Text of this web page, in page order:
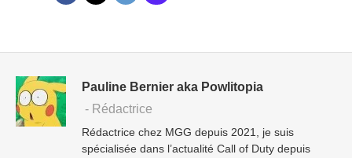
Pauline Bernier aka Powlitopia
- Rédactrice
Rédactrice chez MGG depuis 2021, je suis
spécialisée dans l’actualité Call of Duty depuis